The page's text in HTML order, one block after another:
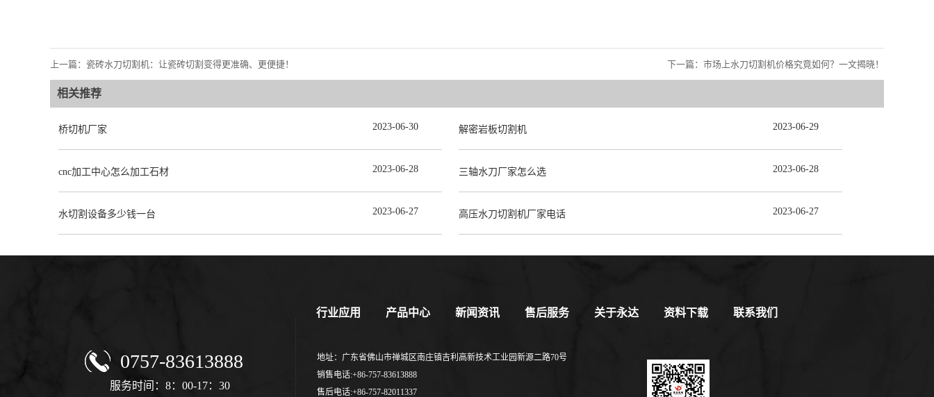
上一篇： 瓷砖水刀切割机：让瓷砖切割变得更准确、更便捷！ 下一篇： 市场上水刀切割机价格究竟如何？一文揭晓！
相关推荐
桥切机厂家 2023-06-30 解密岩板切割机 2023-06-29
cnc加工中心怎么加工石材 2023-06-28 三轴水刀厂家怎么选 2023-06-28
水切割设备多少钱一台 2023-06-27 高压水刀切割机厂家电话 2023-06-27
0757-83613888
服务时间：8：00-17：30
行业应用 产品中心 新闻资讯 售后服务 关于永达 资料下载 联系我们
地址：广东省佛山市禅城区南庄镇吉利高新技术工业园新源二路70号
销售电话:+86-757-83613888
售后电话:+86-757-82011337